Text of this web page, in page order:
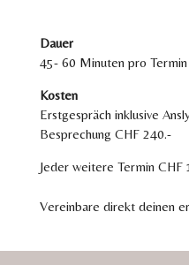
Dauer
45- 60 Minuten pro Termin
Kosten
Erstgespräch inklusive
Besprechung CHF 240.-
Jeder weitere Termin CHF
Vereinbare direkt deinen